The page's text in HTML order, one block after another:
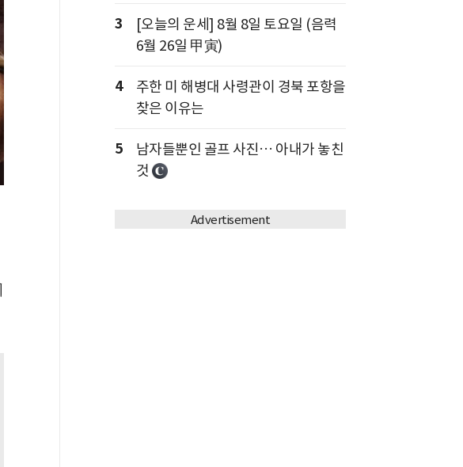
3
[오늘의 운세] 8월 8일 토요일 (음력
6월 26일 甲寅)
4
주한 미 해병대 사령관이 경북 포항을
찾은 이유는
5
남자들뿐인 골프 사진… 아내가 놓친
것